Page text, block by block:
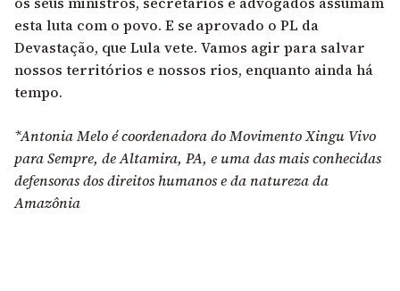
esta luta com o povo. E se aprovado o PL da
Devastação, que Lula vete. Vamos agir para salvar
nossos territórios e nossos rios, enquanto ainda há
tempo.
*Antonia Melo é coordenadora do Movimento Xingu Vivo
para Sempre, de Altamira, PA, e uma das mais conhecidas
defensoras dos direitos humanos e da natureza da
Amazônia